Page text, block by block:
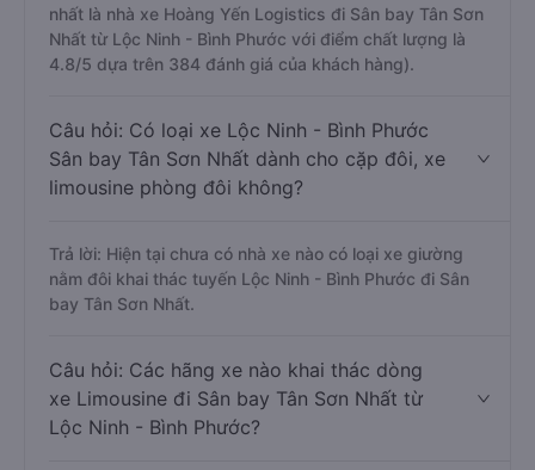
nhất là nhà xe Hoàng Yến Logistics đi Sân bay Tân Sơn
Nhất từ Lộc Ninh - Bình Phước với điểm chất lượng là
4.8/5 dựa trên 384 đánh giá của khách hàng).
Câu hỏi: Có loại xe Lộc Ninh - Bình Phước
Sân bay Tân Sơn Nhất dành cho cặp đôi, xe
limousine phòng đôi không?
Trả lời: Hiện tại chưa có nhà xe nào có loại xe giường
nằm đôi khai thác tuyến Lộc Ninh - Bình Phước đi Sân
bay Tân Sơn Nhất.
Câu hỏi: Các hãng xe nào khai thác dòng
xe Limousine đi Sân bay Tân Sơn Nhất từ
Lộc Ninh - Bình Phước?